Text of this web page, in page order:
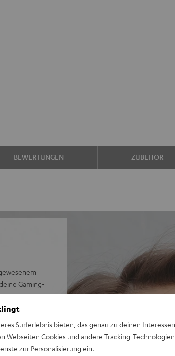
BEWERTUNGEN ZUBEHÖR
Gaming-
in
Surferlebnis bieten, das genau zu deinen
Webseiten Cookies und andere Tracking-
zur Personalisierung ein.